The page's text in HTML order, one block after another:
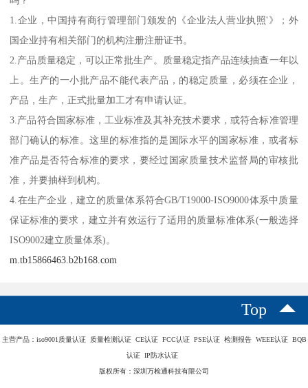
1.企业，中国持有商行管理部门颁发的《企业法人营业执照'》；外
国企业持有相关部门的机构注册注册证书。
2.产品质量稳定，可以正常批生产。质量稳定指产品连续抽查一年以
上。生产的一小批产品不能代表产品，的稳定质量，必须在企业，
产品，生产，正式批量加工才有申请认证。
3.产品符合国家标准，工业标准及其补充技术要求，或符合标准管理
部门确认的标准。这里的标准指的是国际水平的国家标准，或者标
准产品是否符合标准的要求，要经过国家质量技术监督局的审核批
准，并要抽样到机构。
4.在生产企业，建立的质量体系符合GB/T19000-ISO9000体系中质量
保证标准的要求，建立并有效运行了适用的质量标准体系(一般选择
ISO9002建立质量体系)。
m.tb15866463.b2b168.com
Top
主营产品：iso9001质量认证 质量检测认证 CE认证 FCC认证 PSE认证 检测报告 WEEE认证 BQB
认证 IP防水认证
版权所有：深圳万检通科技有限公司